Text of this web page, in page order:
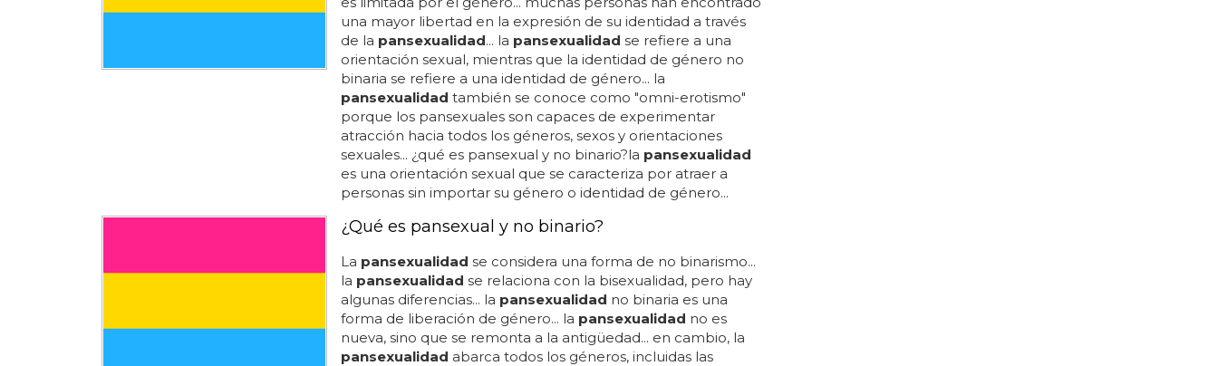
una mayor libertad en la expresión de su identidad a través
de la pansexualidad... la pansexualidad se refiere a una
orientación sexual, mientras que la identidad de género no
binaria se refiere a una identidad de género... la
pansexualidad también se conoce como "omni-erotismo"
porque los pansexuales son capaces de experimentar
atracción hacia todos los géneros, sexos y orientaciones
sexuales... ¿qué es pansexual y no binario?la pansexualidad
es una orientación sexual que se caracteriza por atraer a
personas sin importar su género o identidad de género...
¿Qué es pansexual y no binario?
La pansexualidad se considera una forma de no binarismo...
la pansexualidad se relaciona con la bisexualidad, pero hay
algunas diferencias... la pansexualidad no binaria es una
forma de liberación de género... la pansexualidad no es
nueva, sino que se remonta a la antigüedad... en cambio, la
pansexualidad abarca todos los géneros, incluidas las